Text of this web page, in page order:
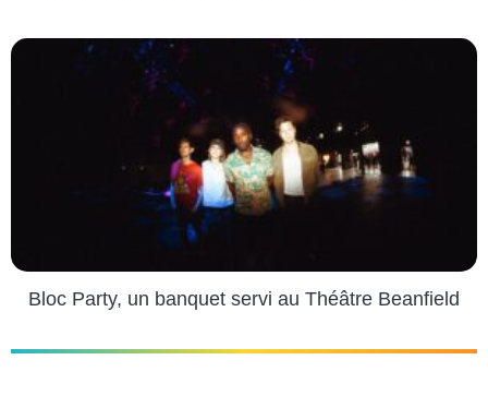
Bloc Party, un banquet servi au Théâtre Beanfield